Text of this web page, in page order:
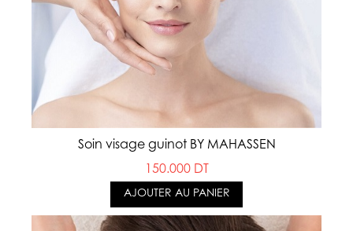
Soin visage guinot BY MAHASSEN
150.000 DT
AJOUTER AU PANIER